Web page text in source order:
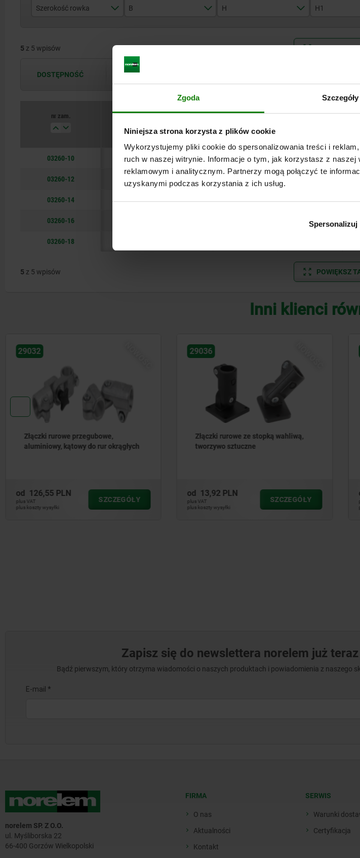
Zgoda Szczegóły
Niniejsza strona korzysta z plików cookie
Wykorzystujemy pliki cookie do spersonalizowania treści i
ruch w naszej witrynie. Informacje o tym, jak korzystasz z naszej
reklamowym i analitycznym. Partnerzy mogą połączyć te
uzyskanymi podczas korzystania z ich usług.
Spersonalizuj
Szerokość rowka
20
B H H1
5 z 5 wpisów
DOSTĘPNOŚĆ Dostępność jest aktualizowana kilka razy dziennie w regularnych odstępach czasu.
nr zam.
03260-10 12 10 12
03260-12
03260-14 20 14 14
03260-16 14
03260-18
5 z 5 wpisów POWIĘKSZ
Inni klienci
29036
Złączki rurowe ze stopką wahliwą,
tworzywo sztuczne
od13,92 PLN
plus VAT
plus koszty wysyłki
SZCZEGÓŁY
29034
Złączki rurowe przegubowe, z
tworzywa sztucznego, proste, do rur
od14,72 PLN
plus VAT
plus koszty wysyłki
SZCZEGÓŁY
Zapisz się do newslettera norelem już teraz
Bądź pierwszym, który otrzyma wiadomości o naszych produktach i powiadomienia z naszego
norelem SP. Z O.O.
ul. Myśliborska 22
66-400 Gorzów Wielkopolski
FIRMA
O nas
Aktualności
Kontakt
SERWIS
Warunki
Certyfikacja